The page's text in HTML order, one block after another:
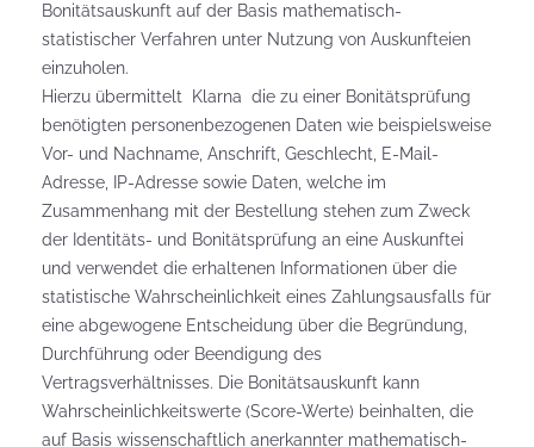
Bonitätsauskunft auf der Basis mathematisch-
statistischer Verfahren unter Nutzung von Auskunfteien
einzuholen.
Hierzu übermittelt Klarna die zu einer Bonitätsprüfung
benötigten personenbezogenen Daten wie beispielsweise
Vor- und Nachname, Anschrift, Geschlecht, E-Mail-
Adresse, IP-Adresse sowie Daten, welche im
Zusammenhang mit der Bestellung stehen zum Zweck
der Identitäts- und Bonitätsprüfung an eine Auskunftei
und verwendet die erhaltenen Informationen über die
statistische Wahrscheinlichkeit eines Zahlungsausfalls für
eine abgewogene Entscheidung über die Begründung,
Durchführung oder Beendigung des
Vertragsverhältnisses. Die Bonitätsauskunft kann
Wahrscheinlichkeitswerte (Score-Werte) beinhalten, die
auf Basis wissenschaftlich anerkannter mathematisch-